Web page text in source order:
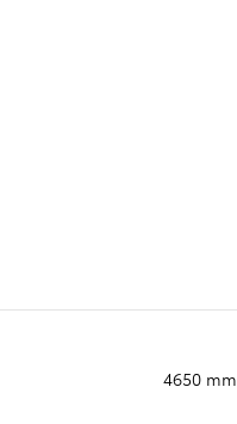
4650 mm